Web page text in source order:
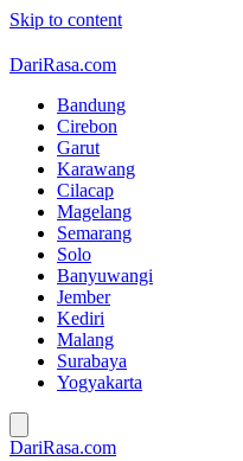
Skip to content
DariRasa.com
Bandung
Cirebon
Garut
Karawang
Cilacap
Magelang
Semarang
Solo
Banyuwangi
Jember
Kediri
Malang
Surabaya
Yogyakarta
DariRasa.com